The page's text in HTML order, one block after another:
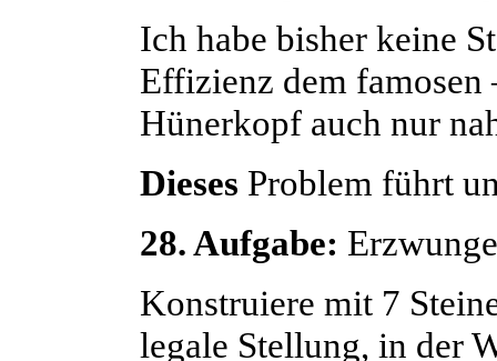
Ich habe bisher keine
Effizienz dem famosen
Hünerkopf auch nur
Dieses Problem führt
28. Aufgabe:
Konstruiere mit 7
legale Stellung, in der